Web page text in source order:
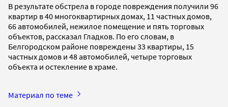
В результате обстрела в городе повреждения получили 96
квартир в 40 многоквартирных домах, 11 частных домов,
66 автомобилей, нежилое помещение и пять торговых
объектов, рассказал Гладков. По его словам, в
Белгородском районе повреждены 33 квартиры, 15
частных домов и 48 автомобилей, четыре торговых
объекта и остекление в храме.
Материал по теме